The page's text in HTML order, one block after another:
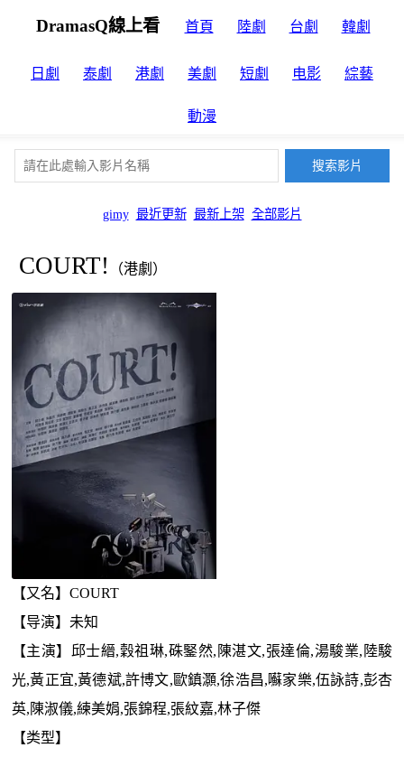
DramasQ線上看 首頁 陸劇 台劇 韓劇
日劇 泰劇 港劇 美劇 短劇 电影 綜藝
動漫
gimy 最近更新 最新上架 全部影片
COURT! （港劇）
【又名】COURT
【导演】未知
【主演】邱士縉,穀祖琳,硃鋻然,陳湛文,張達倫,湯駿業,陸駿
光,黃正宜,黃德斌,許博文,歐鎮灝,徐浩昌,囌家樂,伍詠詩,彭杏
英,陳淑儀,練美娟,張錦程,張紋嘉,林子傑
【类型】